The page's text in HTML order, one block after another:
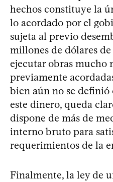
hechos constituye la
lo acordado por el
sujeta al previo
millones de dólares
ejecutar obras mucho
previamente
bien aún no se definió
este dinero, queda
dispone de más de
interno bruto para
requerimientos de la
Finalmente, la ley de